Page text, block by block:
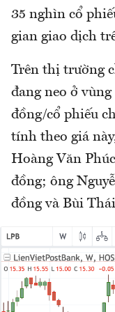
35 nghìn cổ
gian giao dịch
Trên thị trường
đang neo ở
đồng/cổ phiếu
tính theo giá
Hoàng Văn
đồng; ông
đồng và Bùi